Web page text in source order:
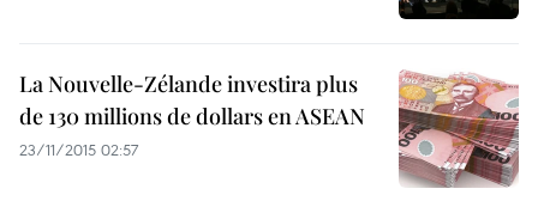
La Nouvelle-Zélande investira plus
de 130 millions de dollars en ASEAN
23/11/2015 02:57